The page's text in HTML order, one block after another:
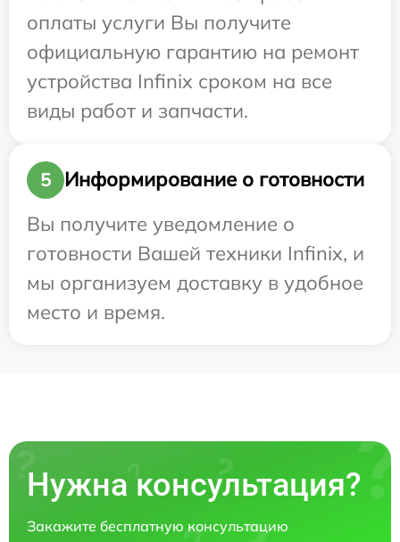
оплаты услуги Вы получите
официальную гарантию на ремонт
устройства Infinix сроком на все
виды работ и запчасти.
5
Информирование о готовности
Вы получите уведомление о
готовности Вашей техники Infinix, и
мы организуем доставку в удобное
место и время.
Нужна консультация?
Закажите бесплатную консультацию